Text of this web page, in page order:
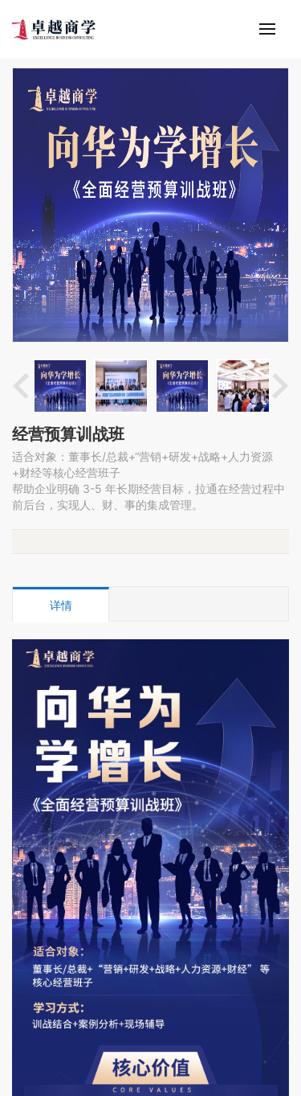
经营预算训战班
适合对象：董事长/总裁+“营销+研发+战略+人力资源
+财经等核心经营班子
帮助企业明确 3-5 年长期经营目标，拉通在经营过程中
前后台，实现人、财、事的集成管理。
详情